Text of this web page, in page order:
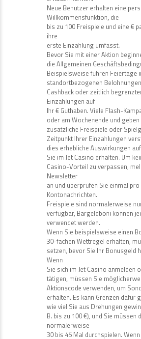
Neue Benutzer erhalten eine
Willkommensfunktion, die
bis zu 100 Freispiele und eine €
ihre
erste Einzahlung umfasst.
Bevor Sie mit einer Aktion
die Allgemeinen
Beispielsweise führen Feiertage
standortbezogenen
Cashback oder zeitlich
Einzahlungen auf
Ihr € Guthaben. Viele Flash-
oder am Wochenende und
zusätzliche Freispiele oder
Zeitpunkt Ihrer Einzahlungen
dies erhebliche Auswirkungen
Sie im Jet Casino erhalten. Um
Casino-Vorteil zu verpassen,
Newsletter
an und überprüfen Sie einmal
Kontonachrichten.
Freispiele sind normalerweise
verfügbar, Bargeldboni können
verwendet werden.
Wenn Sie beispielsweise einen
30-fachen Wettregel erhalten,
setzen, bevor Sie Ihr Bonusgeld
Wenn
Sie sich im Jet Casino anmelden
tätigen, müssen Sie
Aktionscode verwenden, um
erhalten. Es kann Grenzen dafür
wie viel Sie aus Drehungen
B. bis zu 100 €), und Sie müssen
normalerweise
30 bis 45 Mal durchspielen.